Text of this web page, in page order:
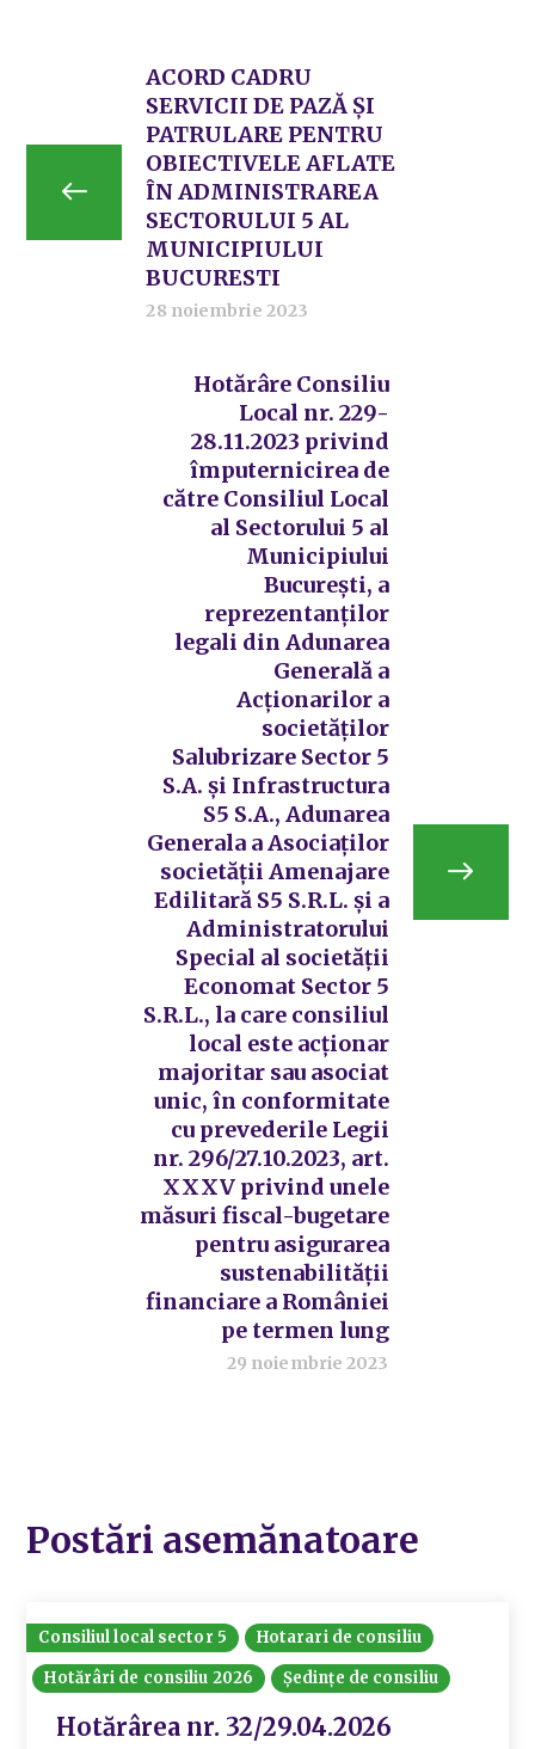
ACORD CADRU
SERVICII DE PAZĂ ȘI
PATRULARE PENTRU
OBIECTIVELE AFLATE
ÎN ADMINISTRAREA
SECTORULUI 5 AL
MUNICIPIULUI
BUCURESTI
28 noiembrie 2023
Hotărâre Consiliu
Local nr. 229-
28.11.2023 privind
împuternicirea de
către Consiliul Local
al Sectorului 5 al
Municipiului
București, a
reprezentanților
legali din Adunarea
Generală a
Acționarilor a
societăților
Salubrizare Sector 5
S.A. și Infrastructura
S5 S.A., Adunarea
Generala a Asociaților
societății Amenajare
Edilitară S5 S.R.L. și a
Administratorului
Special al societății
Economat Sector 5
S.R.L., la care consiliul
local este acționar
majoritar sau asociat
unic, în conformitate
cu prevederile Legii
nr. 296/27.10.2023, art.
XXXV privind unele
măsuri fiscal-bugetare
pentru asigurarea
sustenabilităţii
financiare a României
pe termen lung
29 noiembrie 2023
Postări asemănatoare
Consiliul local sector 5
Hotarari de consiliu
Hotărâri de consiliu 2026
Ședințe de consiliu
Hotărârea nr. 32/29.04.2026